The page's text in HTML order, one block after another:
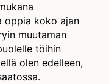
oppia koko ajan
muutaman
töihin
olen edelleen,